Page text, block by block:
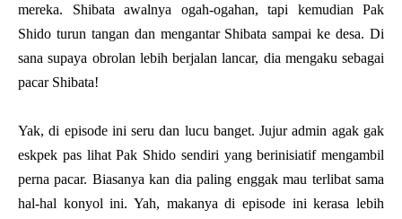
mereka. Shibata awalnya ogah-ogahan, tapi kemudian Pak
Shido turun tangan dan mengantar Shibata sampai ke desa. Di
sana supaya obrolan lebih berjalan lancar, dia mengaku sebagai
pacar Shibata!
Yak, di episode ini seru dan lucu banget. Jujur admin agak gak
eskpek pas lihat Pak Shido sendiri yang berinisiatif mengambil
perna pacar. Biasanya kan dia paling enggak mau terlibat sama
hal-hal konyol ini. Yah, makanya di episode ini kerasa lebih